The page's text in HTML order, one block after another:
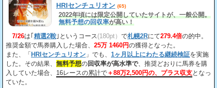
HRIセンチュリオン (65)
2022年頃には限定公開していたサイトが、一般公開。
無料予想の回収率が高い！
7/26は｢ 精選2鞍 ｣というコース(180pt） で札幌2Rにて279.4倍の的中。
推奨金額で馬券購入した場合、 25万 1460円の獲得となった。
また、「 HRIセンチュリオン 」でも、 1ヶ月以上にわたる継続検証を実施
した。その結果、 無料予想の回収率が高水準で、推奨どおりに馬券を購
入していた場合、 16レースの累計で ＋88万2,500円の、プラス収支となっ
ていた。